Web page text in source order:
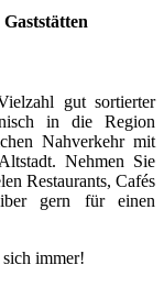
gut sortierter
in die Region
Nahverkehr mit
Nehmen Sie
Restaurants, Cafés
gern für einen
immer!